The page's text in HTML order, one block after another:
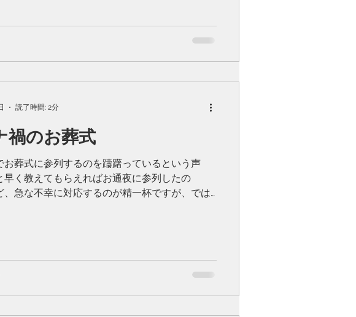
禍のお葬式
お葬式に参列するのを躊躇っているという声
早く教えてもらえればお通夜に参列したの
、急な不幸に対応するのが精一杯ですが、では
読了時間: 2分